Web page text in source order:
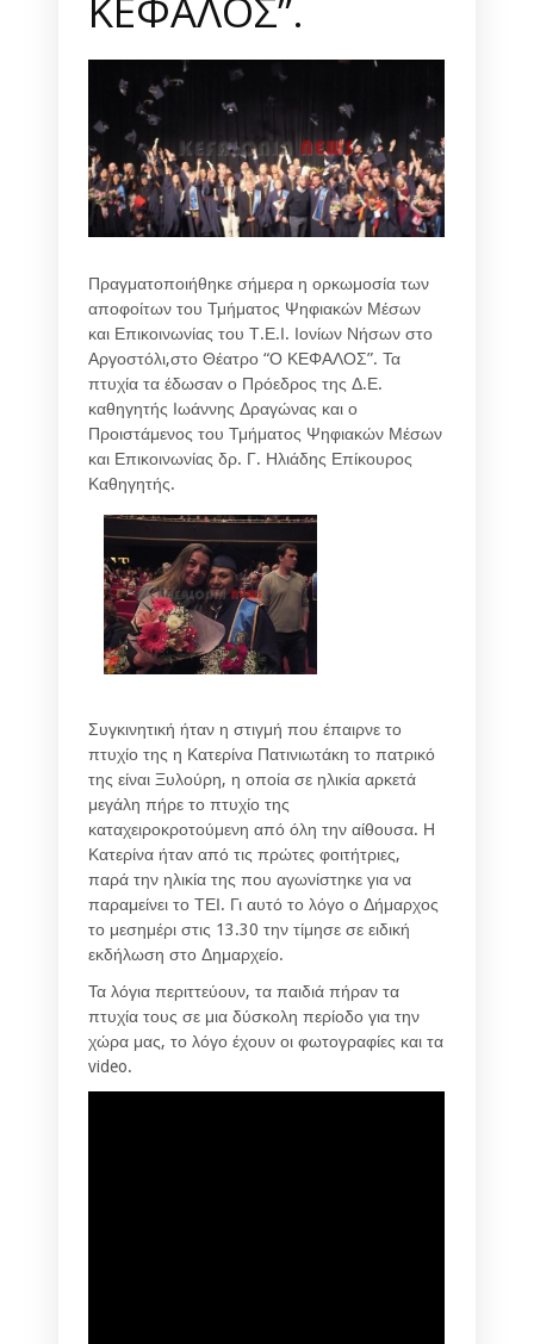
Πραγματοποιήθηκε σήμερα η ορκωμοσία των
αποφοίτων του Τμήματος Ψηφιακών Μέσων
και Επικοινωνίας του Τ.Ε.Ι. Ιονίων Νήσων στο
Αργοστόλι,στο Θέατρο “Ο ΚΕΦΑΛΟΣ”. Τα
πτυχία τα έδωσαν ο Πρόεδρος της Δ.Ε.
καθηγητής Ιωάννης Δραγώνας και ο
Προιστάμενος του Τμήματος Ψηφιακών Μέσων
και Επικοινωνίας δρ. Γ. Ηλιάδης Επίκουρος
Καθηγητής.
Συγκινητική ήταν η στιγμή που έπαιρνε το
πτυχίο της η Κατερίνα Πατινιωτάκη το πατρικό
της είναι Ξυλούρη, η οποία σε ηλικία αρκετά
μεγάλη πήρε το πτυχίο της
καταχειροκροτούμενη από όλη την αίθουσα. Η
Κατερίνα ήταν από τις πρώτες φοιτήτριες,
παρά την ηλικία της που αγωνίστηκε για να
παραμείνει το ΤΕΙ. Γι αυτό το λόγο ο Δήμαρχος
το μεσημέρι στις 13.30 την τίμησε σε ειδική
εκδήλωση στο Δημαρχείο.
Τα λόγια περιττεύουν, τα παιδιά πήραν τα
πτυχία τους σε μια δύσκολη περίοδο για την
χώρα μας, το λόγο έχουν οι φωτογραφίες και τα
video.